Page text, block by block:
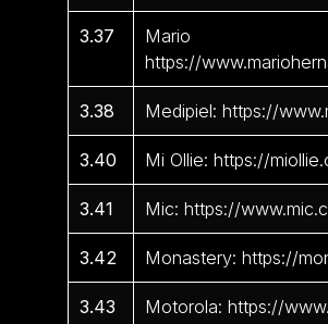
3.37
Mario
https://
3.38 Medipiel: https://
3.40 Mi Ollie: https://
3.41 Mic: https://
3.42 Monastery: https://
3.43 Motorola: https://